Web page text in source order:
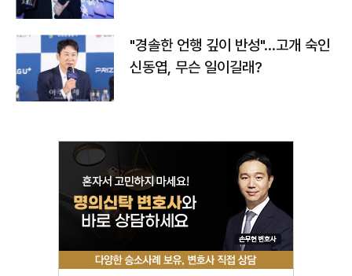
"경솔한 언행 깊이 반성"…고개 숙인
신동엽, 무슨 일이길래?